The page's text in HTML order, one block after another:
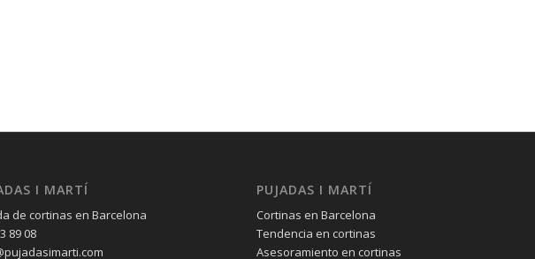
I MARTÍ
de cortinas en Barcelona
89 08
PUJADAS I MARTÍ
Cortinas en Barcelona
Tendencia en cortinas
Asesoramiento en cortinas